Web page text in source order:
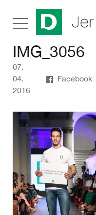
Jer
IMG_3056
07.
04.
2016
Facebook